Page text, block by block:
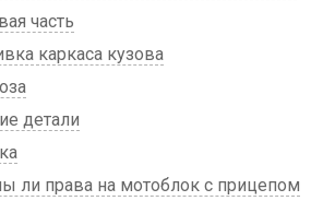
часть
каркаса кузова
детали
ли права на мотоблок с прицепом